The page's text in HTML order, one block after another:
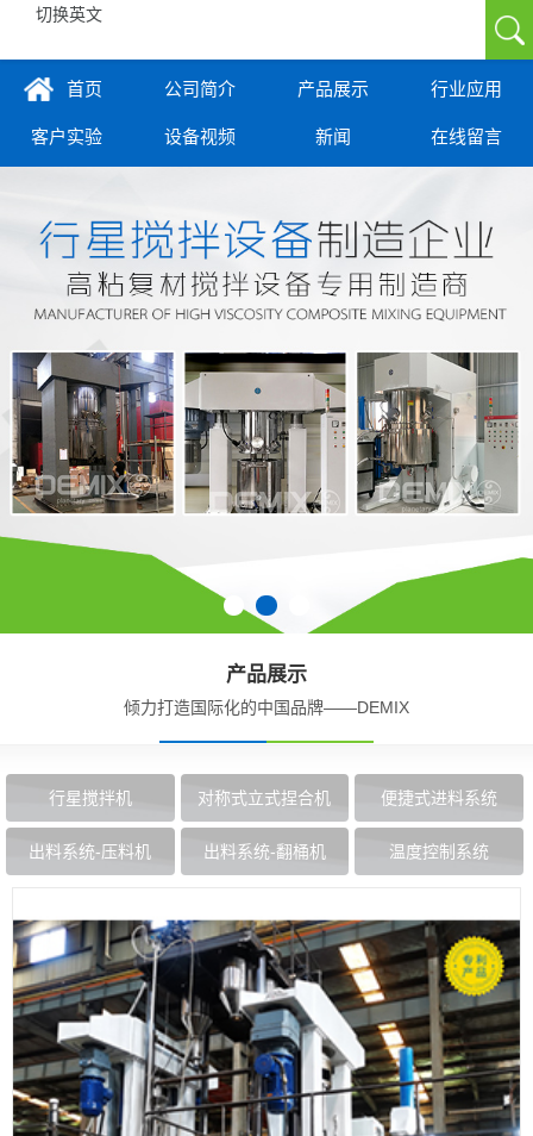
切换英文
首页 公司简介 产品展示 行业应用
客户实验 设备视频 新闻 在线留言
产品展示
倾力打造国际化的中国品牌——DEMIX
行星搅拌机 对称式立式捏合机 便捷式进料系统
出料系统-压料机 出料系统-翻桶机 温度控制系统